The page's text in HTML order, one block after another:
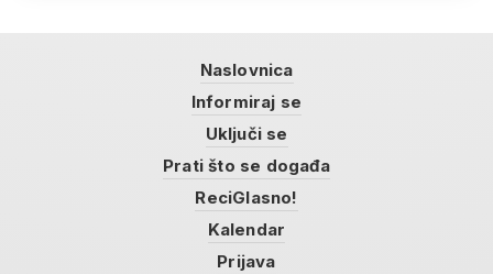
Naslovnica
Informiraj se
Uključi se
Prati što se događa
ReciGlasno!
Kalendar
Prijava